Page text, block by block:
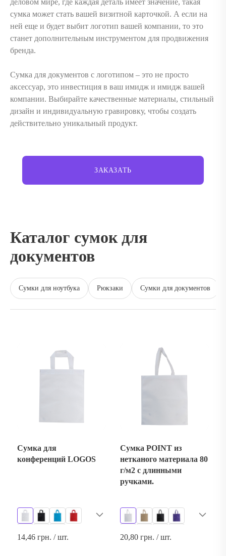
деловом мире, где каждая деталь имеет значение, такая
сумка может стать вашей визитной карточкой. А если на
ней еще и будет выбит логотип вашей компании, то это
станет дополнительным инструментом для продвижения
бренда.
Сумка для документов с логотипом – это не просто
аксессуар, это инвестиция в ваш имидж и имидж вашей
компании. Выбирайте качественные материалы, стильный
дизайн и индивидуальную гравировку, чтобы создать
действительно уникальный продукт.
ЗАКАЗАТЬ
Каталог сумок для
документов
Сумки для ноутбука Рюкзаки Сумки для документов
Сумка для
конференций LOGOS
14,46 грн. / шт.
Сумка POINT из
нетканого материала 80
г/м2 с длинными
ручками.
20,80 грн. / шт.